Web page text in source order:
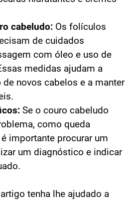
cabeludo: Os folículos
de cuidados
com óleo e uso de
medidas ajudam a
novos cabelos e a manter
Se o couro cabeludo
como queda
importante procurar um
um diagnóstico e indicar
tenha lhe ajudado a